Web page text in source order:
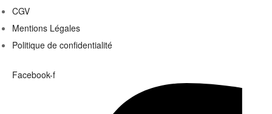
CGV
Mentions Légales
Politique de confidentialité
Facebook-f